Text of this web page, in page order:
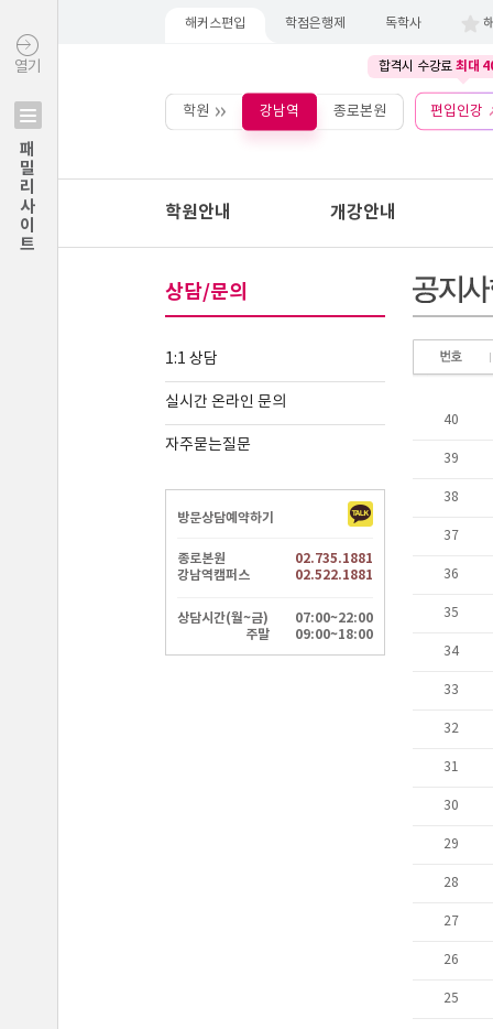
열기
패밀리사이트
해커스편입 학점은행제 독학사
합격시 수강료 최대
학원 강남역 종로본원 편입인강
학원안내 개강안내
상담/문의
1:1 상담
실시간 온라인 문의
자주묻는질문
방문상담예약하기
종로본원
02.735.1881
강남역캠퍼스
02.522.1881
상담시간(월~금)
07:00~22:00
주말
09:00~18:00